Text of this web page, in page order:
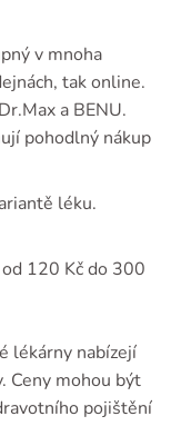
v mnoha
tak online.
a BENU.
pohodlný nákup
léku.
120 Kč do 300
lékárny nabízejí
Ceny mohou být
pojištění